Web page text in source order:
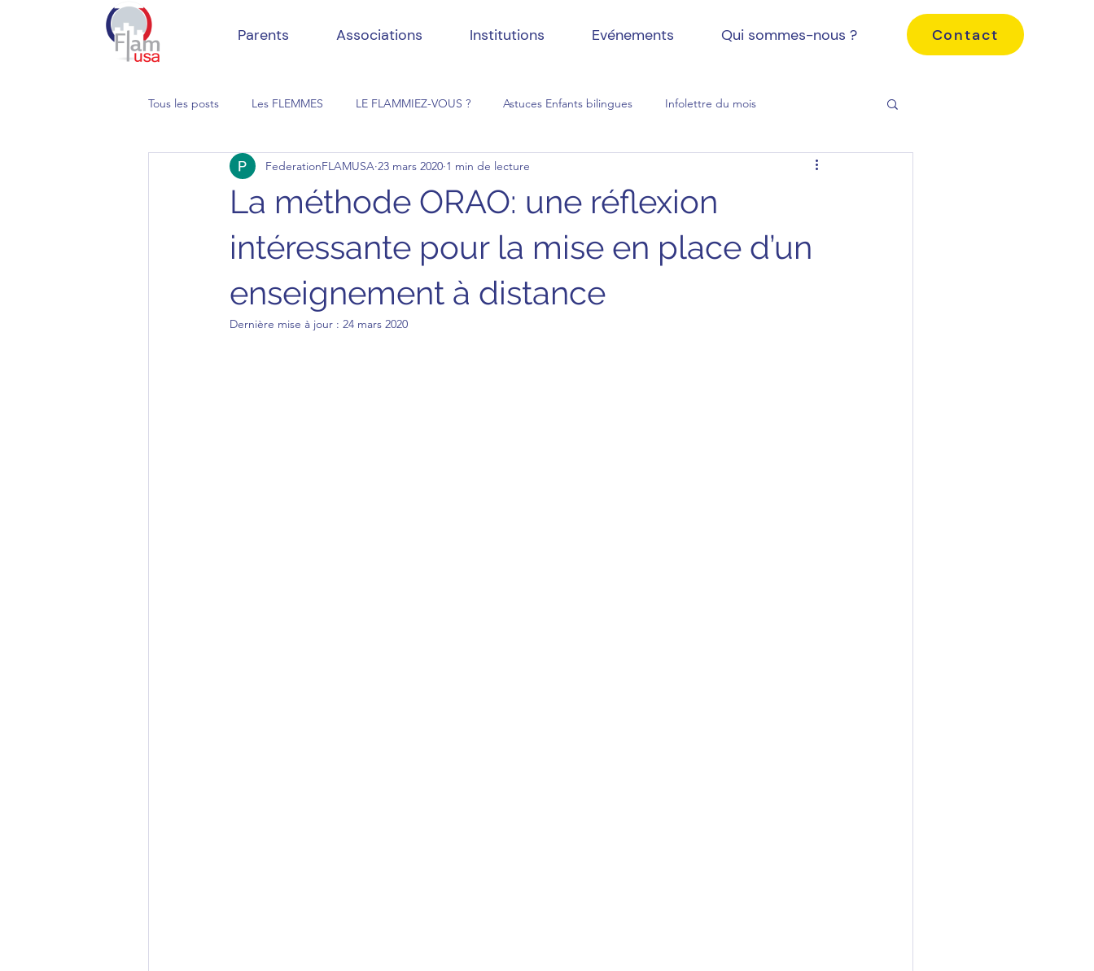
Parents Associations Institutions Evénements Qui sommes-nous ? Contact
Tous les posts Les FLEMMES LE FLAMMIEZ-VOUS ? Astuces Enfants bilingues Infolettre du mois
La méthode ORAO: une réflexion
intéressante pour la mise en place d’un
enseignement à distance
FederationFLAMUSA 23 mars 2020 1 min de lecture
Dernière mise à jour : 24 mars 2020